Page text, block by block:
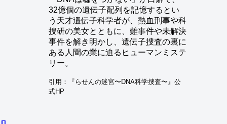
32億個の遺伝子配列を記憶するとい
う天才遺伝子科学者が、熱血刑事や科
捜研の美女とともに、難事件や未解決
事件を解き明かし、遺伝子捜査の裏に
ある人間の業に迫るヒューマンミステ
リー。
引用：『らせんの迷宮〜DNA科学捜査〜』公
式HP